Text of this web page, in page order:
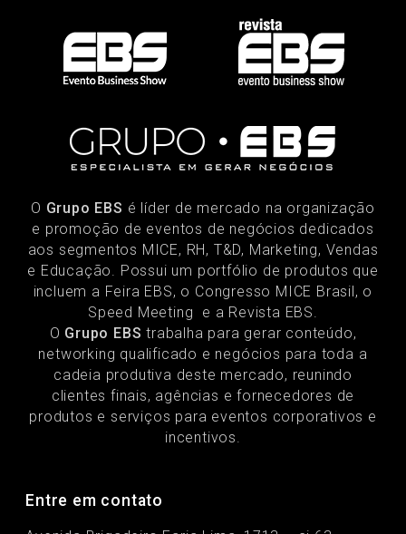
O Grupo EBS é líder de mercado na organização
e promoção de eventos de negócios dedicados
aos segmentos MICE, RH, T&D, Marketing, Vendas
e Educação. Possui um portfólio de produtos que
incluem a Feira EBS, o Congresso MICE Brasil, o
Speed Meeting e a Revista EBS.
O Grupo EBS trabalha para gerar conteúdo,
networking qualificado e negócios para toda a
cadeia produtiva deste mercado, reunindo
clientes finais, agências e fornecedores de
produtos e serviços para eventos corporativos e
incentivos.
Entre em contato